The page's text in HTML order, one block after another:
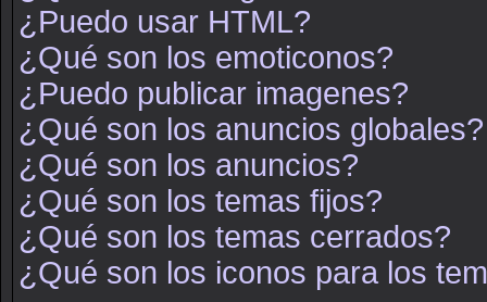
¿Puedo usar HTML?
¿Qué son los emoticonos?
¿Puedo publicar imagenes?
¿Qué son los anuncios globales?
¿Qué son los anuncios?
¿Qué son los temas fijos?
¿Qué son los temas cerrados?
¿Qué son los iconos para los